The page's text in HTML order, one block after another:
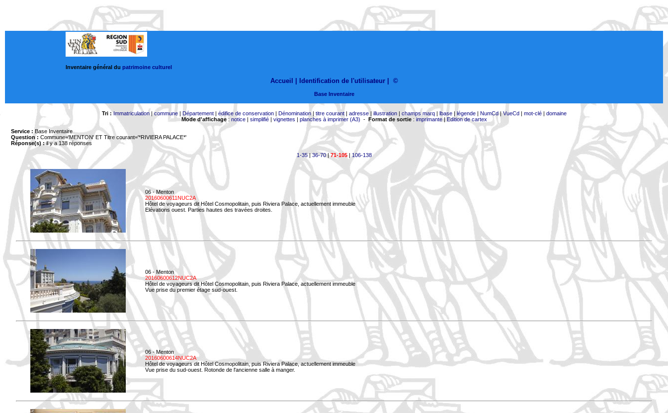
Inventaire général du patrimoine culturel
Accueil | Identification de l'utilisateur ©
Base Inventaire
Tri : Immatriculation|commune| Département| édifice de conservation| Dénomination| titre courant| adresse| illustration| champs marq| lbase| légende| NumCd|VueCd| mot-clé| domaine
Mode d'affichage: notice| simplifié| vignettes | planches à imprimer (A3) - Format de sortie: imprimante|Edition de cartex
Service : Base Inventaire
Question : Commune='MENTON' ET Titre courant='*RIVIERA PALACE*'
Réponse(s) :il y a 138 réponses
1-35|36-70|71-105| 106-138
06 - Menton
20160600611NUC2A
Hôtel de voyageurs dit Hôtel Cosmopolitain, puis Riviera Palace, actuellement immeuble
Elévations ouest. Parties hautes des travées droites.
06 - Menton
20160600612NUC2A
Hôtel de voyageurs dit Hôtel Cosmopolitain, puis Riviera Palace, actuellement immeuble
Vue prise du premier étage sud-ouest.
06 - Menton
20160600614NUC2A
Hôtel de voyageurs dit Hôtel Cosmopolitain, puis Riviera Palace, actuellement immeuble
Vue prise du sud-ouest. Rotonde de l'ancienne salle à manger.